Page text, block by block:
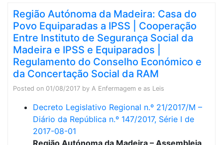
Região Autónoma da Madeira: Casa do
Povo Equiparadas a IPSS | Cooperação
Entre Instituto de Segurança Social da
Madeira e IPSS e Equiparados |
Regulamento do Conselho Económico e
da Concertação Social da RAM
Posted on 01/08/2017 by A Enfermagem e as Leis
Decreto Legislativo Regional n.º 21/2017/M –
Diário da República n.º 147/2017, Série I de
2017-08-01
Região Autónoma da Madeira – Assembleia